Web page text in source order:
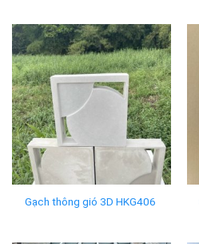
Gạch thông gió 3D HKG406